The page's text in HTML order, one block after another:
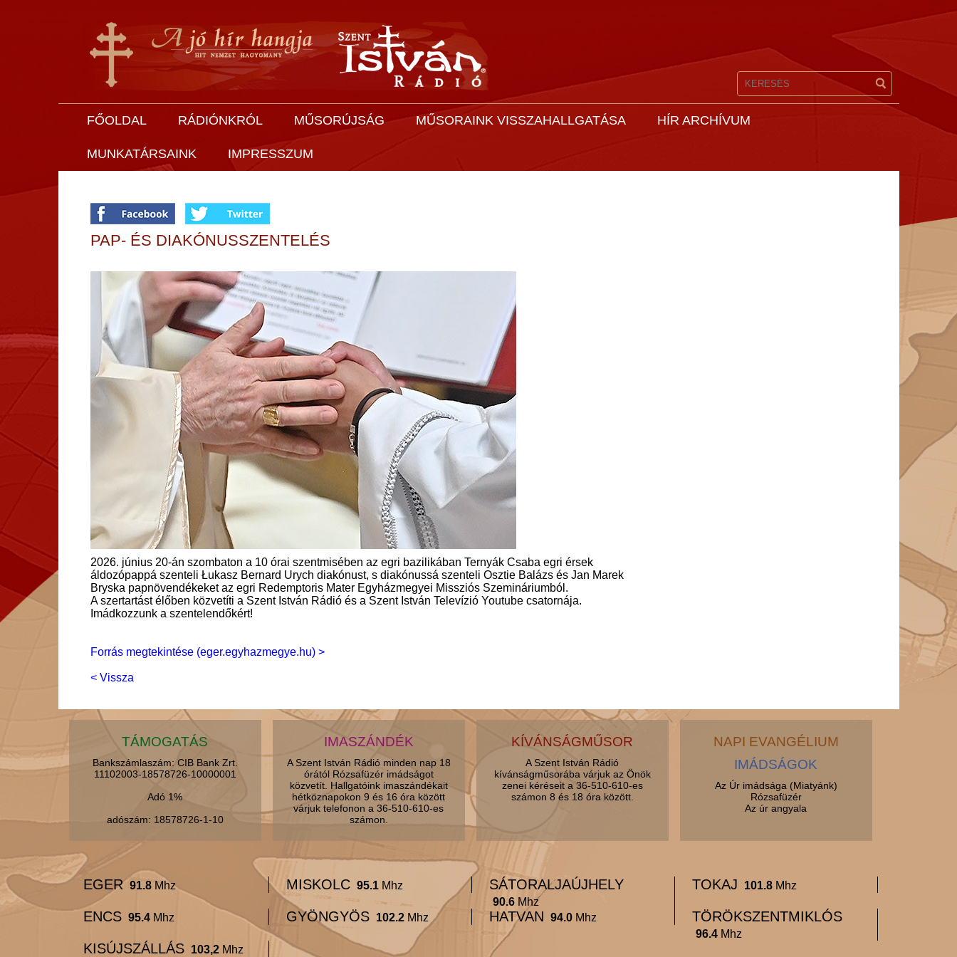
FŐOLDAL RÁDIÓNKRÓL MŰSORÚJSÁG MŰSORAINK VISSZAHALLGATÁSA HÍR ARCHÍVUM
MUNKATÁRSAINK IMPRESSZUM
PAP- ÉS DIAKÓNUSSZENTELÉS
2026. június 20-án szombaton a 10 órai szentmisében az egri bazilikában Ternyák Csaba egri érsek
áldozópappá szenteli Łukasz Bernard Urych diakónust, s diakónussá szenteli Osztie Balázs és Jan Marek
Bryska papnövendékeket az egri Redemptoris Mater Egyházmegyei Missziós Szemináriumból.
A szertartást élőben közvetíti a Szent István Rádió és a Szent István Televízió Youtube csatornája.
Imádkozzunk a szentelendőkért!
Forrás megtekintése (eger.egyhazmegye.hu) >
< Vissza
TÁMOGATÁS
Bankszámlaszám: CIB Bank Zrt.
11102003-18578726-10000001
Adó 1%
adószám: 18578726-1-10
IMASZÁNDÉK
A Szent István Rádió minden nap 18
órától Rózsafüzér imádságot
közvetít. Hallgatóink imaszándékait
hétköznapokon 9 és 16 óra között
várjuk telefonon a 36-510-610-es
számon.
KÍVÁNSÁGMŰSOR
A Szent István Rádió
kívánságműsorába várjuk az Önök
zenei kéréseit a 36-510-610-es
számon 8 és 18 óra között.
NAPI EVANGÉLIUM
IMÁDSÁGOK
Az Úr imádsága (Miatyánk)
Rózsafüzér
Az úr angyala
EGER 91.8Mhz MISKOLC 95.1Mhz SÁTORALJAÚJHELY
90.6Mhz
TOKAJ 101.8Mhz
ENCS 95.4Mhz GYÖNGYÖS 102.2Mhz HATVAN 94.0Mhz TÖRÖKSZENTMIKLÓS
96.4Mhz
KISÚJSZÁLLÁS 103,2Mhz